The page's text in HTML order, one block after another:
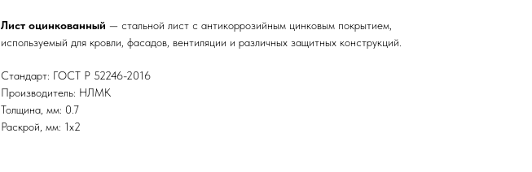
Лист оцинкованный — стальной лист с антикоррозийным цинковым покрытием,
используемый для кровли, фасадов, вентиляции и различных защитных конструкций.
Стандарт: ГОСТ Р 52246-2016
Производитель: НЛМК
Толщина, мм: 0.7
Раскрой, мм: 1х2